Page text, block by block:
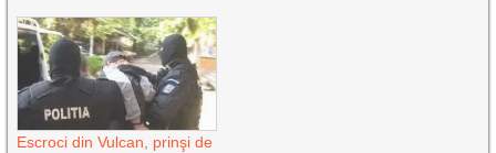
Escroci din Vulcan, prinşi de